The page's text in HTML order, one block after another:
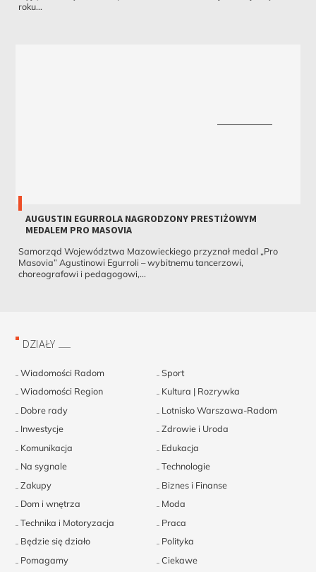
roku...
AUGUSTIN EGURROLA NAGRODZONY PRESTIŻOWYM
MEDALEM PRO MASOVIA
Samorząd Województwa Mazowieckiego przyznał medal „Pro
Masovia” Agustinowi Egurroli – wybitnemu tancerzowi,
choreografowi i pedagogowi,...
DZIAŁY
Wiadomości Radom
Sport
Wiadomości Region
Kultura | Rozrywka
Dobre rady
Lotnisko Warszawa-Radom
Inwestycje
Zdrowie i Uroda
Komunikacja
Edukacja
Na sygnale
Technologie
Zakupy
Biznes i Finanse
Dom i wnętrza
Moda
Technika i Motoryzacja
Praca
Będzie się działo
Polityka
Pomagamy
Ciekawe